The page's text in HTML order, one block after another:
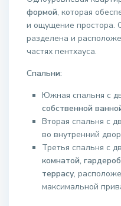
формой, которая
и ощущение простора.
разделена и
частях пентхауса.
Спальни:
Южная спальня с
собственной
Вторая спальня с
во внутренний двор
Третья спальня с
комнатой,
террасу,
максимальной